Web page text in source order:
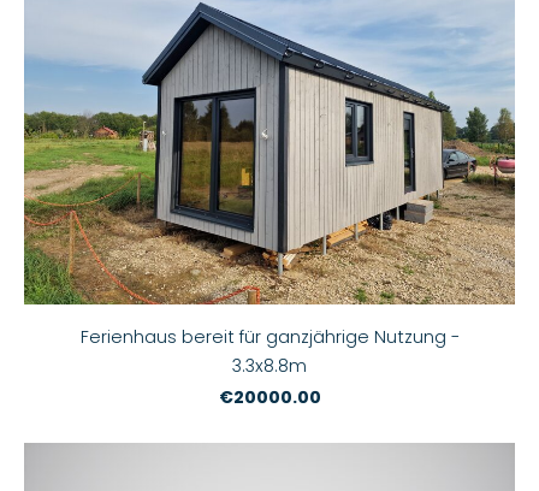
Ferienhaus bereit für ganzjährige Nutzung -
3.3x8.8m
€20000.00